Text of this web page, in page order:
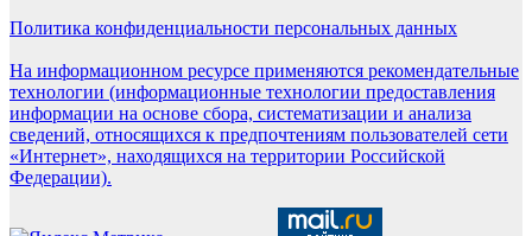
Политика конфиденциальности персональных данных
На информационном ресурсе применяются рекомендательные
технологии (информационные технологии предоставления
информации на основе сбора, систематизации и анализа
сведений, относящихся к предпочтениям пользователей сети
«Интернет», находящихся на территории Российской
Федерации).